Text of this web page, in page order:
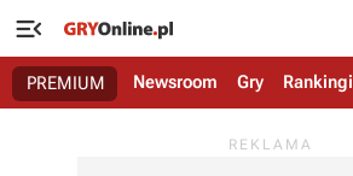

PREMIUM Newsroom Gry Rankingi